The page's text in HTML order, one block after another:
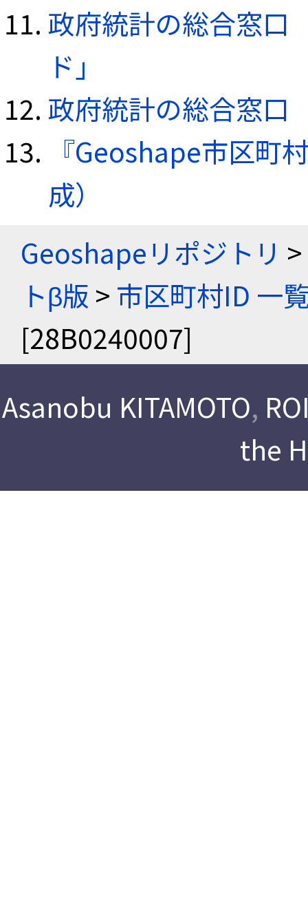
政府統計の総合窓口
ド」
政府統計の総合窓口
『Geoshape市区町
成）
Geoshapeリポジトリ >
トβ版 > 市区町村ID 一
[28B0240007]
Asanobu KITAMOTO,
the